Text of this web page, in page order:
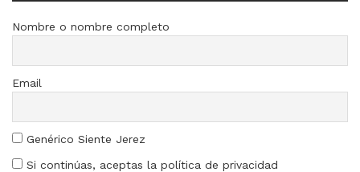
Nombre o nombre completo
Email
Genérico Siente Jerez
Si continúas, aceptas la política de privacidad